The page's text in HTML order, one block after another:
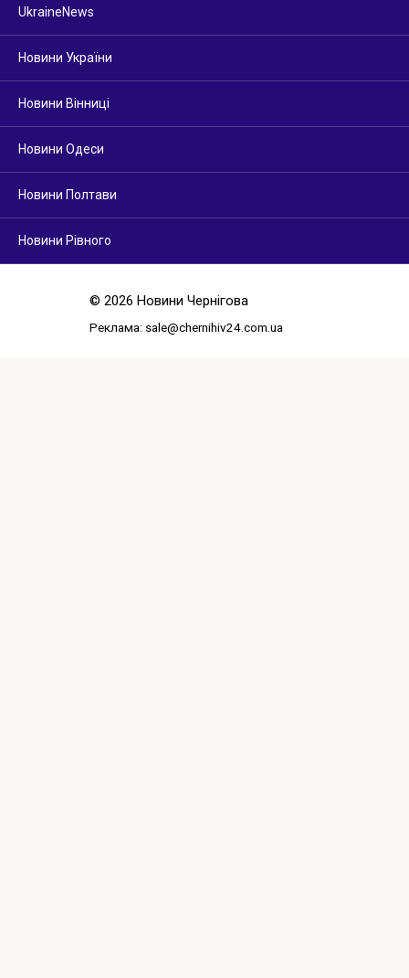
UkraineNews
Новини України
Новини Вінниці
Новини Одеси
Новини Полтави
Новини Рівного
© 2026 Новини Чернігова
Реклама: sale@chernihiv24.com.ua